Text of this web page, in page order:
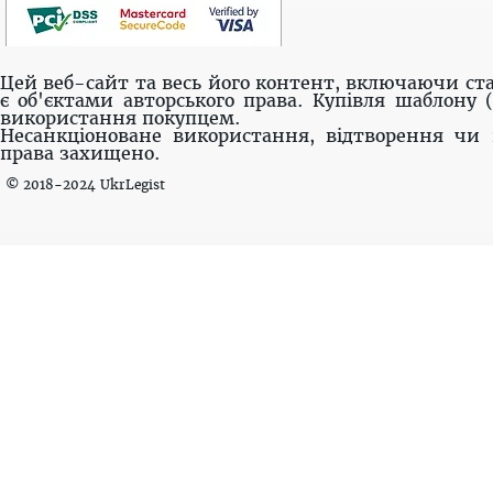
Цей веб-сайт та весь його контент, включаючи
є об'єктами авторського права. Купівля шаблону
використання покупцем.
Несанкціоноване використання, відтворення
права захищено.
© 2018-2024 UkrLegist